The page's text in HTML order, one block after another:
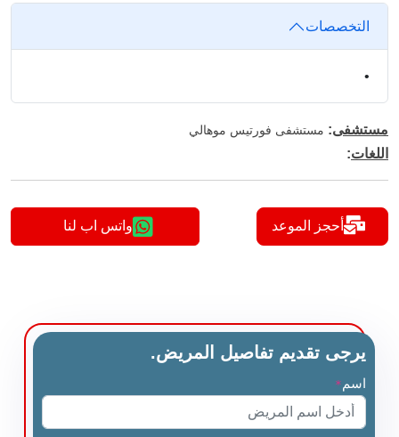
التخصصات
•
مستشفى: مستشفى فورتيس موهالي
اللغات:
أحجز الموعد واتس اب لنا
يرجى تقديم تفاصيل المريض.
اسم *